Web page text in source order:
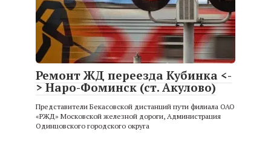
Ремонт ЖД переезда Кубинка <-
> Наро-Фоминск (ст. Акулово)
Представители Бекасовской дистанций пути филиала ОАО
«РЖД» Московской железной дороги, Администрация
Одинцовского городского округа